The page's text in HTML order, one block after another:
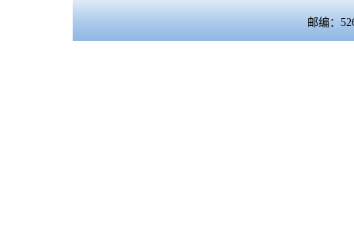
邮编：